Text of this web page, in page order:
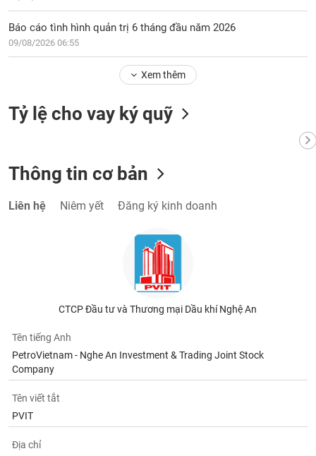
Báo cáo tình hình quản trị 6 tháng đầu năm 2026
09/08/2026 06:55
Xem thêm
Tỷ lệ cho vay ký quỹ
Thông tin cơ bản
Liên hệ Niêm yết Đăng ký kinh doanh
CTCP Đầu tư và Thương mại Dầu khí Nghệ An
Tên tiếng Anh
PetroVietnam - Nghe An Investment & Trading Joint Stock
Company
Tên viết tắt
PVIT
Địa chỉ